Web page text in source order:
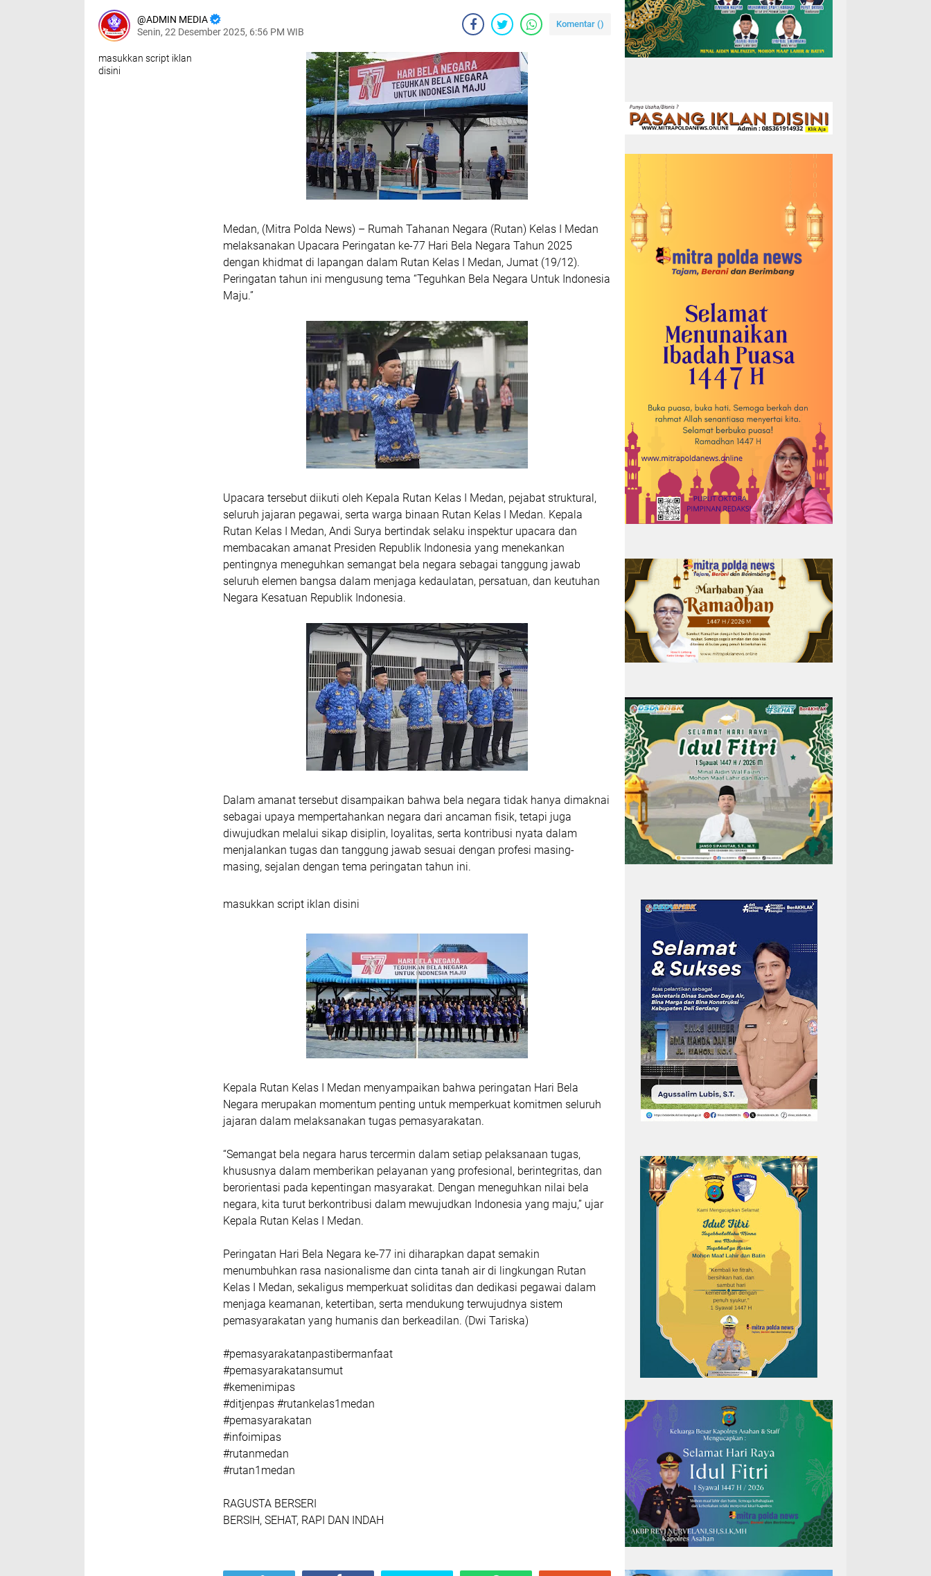
ADMIN MEDIA
Senin, 22 Desember 2025, 6:56 PM WIB
Komentar ()
masukkan script iklan
disini
Medan, (Mitra Polda News) – Rumah Tahanan Negara (Rutan) Kelas I Medan
melaksanakan Upacara Peringatan ke-77 Hari Bela Negara Tahun 2025
dengan khidmat di lapangan dalam Rutan Kelas I Medan, Jumat (19/12).
Peringatan tahun ini mengusung tema “Teguhkan Bela Negara Untuk Indonesia
Maju.”
Upacara tersebut diikuti oleh Kepala Rutan Kelas I Medan, pejabat struktural,
seluruh jajaran pegawai, serta warga binaan Rutan Kelas I Medan. Kepala
Rutan Kelas I Medan, Andi Surya bertindak selaku inspektur upacara dan
membacakan amanat Presiden Republik Indonesia yang menekankan
pentingnya meneguhkan semangat bela negara sebagai tanggung jawab
seluruh elemen bangsa dalam menjaga kedaulatan, persatuan, dan keutuhan
Negara Kesatuan Republik Indonesia.
Dalam amanat tersebut disampaikan bahwa bela negara tidak hanya dimaknai
sebagai upaya mempertahankan negara dari ancaman fisik, tetapi juga
diwujudkan melalui sikap disiplin, loyalitas, serta kontribusi nyata dalam
menjalankan tugas dan tanggung jawab sesuai dengan profesi masing-
masing, sejalan dengan tema peringatan tahun ini.
masukkan script iklan disini
Kepala Rutan Kelas I Medan menyampaikan bahwa peringatan Hari Bela
Negara merupakan momentum penting untuk memperkuat komitmen seluruh
jajaran dalam melaksanakan tugas pemasyarakatan.
“Semangat bela negara harus tercermin dalam setiap pelaksanaan tugas,
khususnya dalam memberikan pelayanan yang profesional, berintegritas, dan
berorientasi pada kepentingan masyarakat. Dengan meneguhkan nilai bela
negara, kita turut berkontribusi dalam mewujudkan Indonesia yang maju,” ujar
Kepala Rutan Kelas I Medan.
Peringatan Hari Bela Negara ke-77 ini diharapkan dapat semakin
menumbuhkan rasa nasionalisme dan cinta tanah air di lingkungan Rutan
Kelas I Medan, sekaligus memperkuat soliditas dan dedikasi pegawai dalam
menjaga keamanan, ketertiban, serta mendukung terwujudnya sistem
pemasyarakatan yang humanis dan berkeadilan. (Dwi Tariska)
#pemasyarakatanpastibermanfaat
#pemasyarakatansumut
#kemenimipas
#ditjenpas #rutankelas1medan
#pemasyarakatan
#infoimipas
#rutanmedan
#rutan1medan
RAGUSTA BERSERI
BERSIH, SEHAT, RAPI DAN INDAH